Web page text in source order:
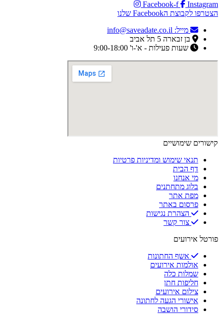
Facebook-f
Instagram
הצטרפו לקבוצת הFacebook שלנו
מייל: info@saveadate.co.il
בן זבארה 5 תל אביב
שעות פעילות - א'-ו' 9:00-18:00
קישורים שימושיים
תנאי שימוש ומדיניות פרטיות
דף הבית
מי אנחנו
בלוג מתחתנים
מפת אתר
פרסום באתר
הצהרת נגישות
צור קשר
פורטל אירועים
אשף החתונות
אולמות אירועים
שמלות כלה
חליפות חתן
צילום אירועים
אישורי הגעה לחתונה
סידורי הושבה